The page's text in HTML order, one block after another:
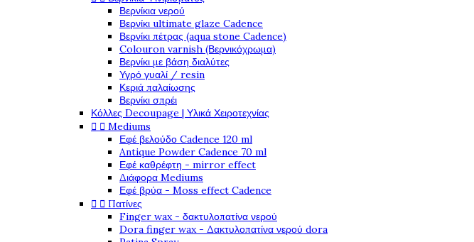
Βερνίκια νερού
Βερνίκι ultimate glaze Cadence
Βερνίκι πέτρας (aqua stone Cadence)
Colouron varnish (Βερνικόχρωμα)
Βερνίκι με βάση διαλύτες
Υγρό γυαλί / resin
Κεριά παλαίωσης
Βερνίκι σπρέι
Κόλλες Decoupage | Υλικά Χειροτεχνίας
  Mediums
Εφέ βελούδο Cadence 120 ml
Antique Powder Cadence 70 ml
Εφέ καθρέφτη - mirror effect
Διάφορα Mediums
Εφέ βρύα - Moss effect Cadence
  Πατίνες
Finger wax - δακτυλοπατίνα νερού
Dora finger wax - Δακτυλοπατίνα νερού dora